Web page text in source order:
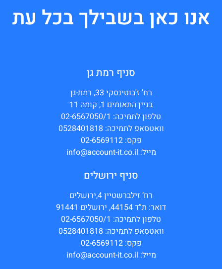
אנו כאן בשבילך בכל עת
סניף רמת גן
רח’ ז'בוטינסקי 33, רמת-גן
בניין התאומים 1, קומה 11
טלפון לתמיכה: 02-6567050/1
וואטסאפ לתמיכה: 0528401818
פקס: 02-6569112
מייל: info@account-it.co.il
סניף ירושלים
רח’ זילברשטיין 4,ירושלים
דואר: ת”ד 44154, ירושלים 91441
טלפון לתמיכה: 02-6567050/1
וואטסאפ לתמיכה: 0528401818
פקס: 02-6569112
מייל: info@account-it.co.il